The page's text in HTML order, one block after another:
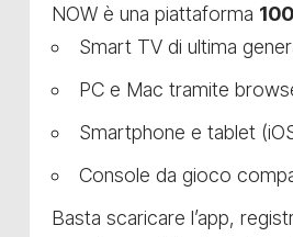
NOW è una piattaforma
Smart TV di ultima
PC e Mac tramite
Smartphone e tablet
Console da gioco
Basta scaricare l’app,